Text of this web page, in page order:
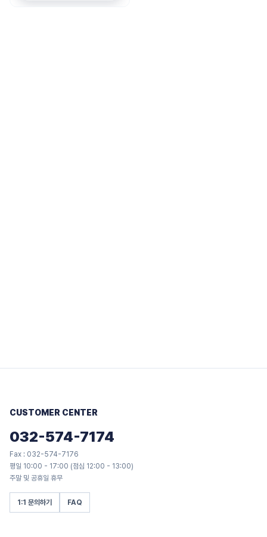
CUSTOMER CENTER
032-574-7174
Fax : 032-574-7176
평일 10:00 - 17:00 (점심 12:00 - 13:00)
주말 및 공휴일 휴무
1:1 문의하기 FAQ